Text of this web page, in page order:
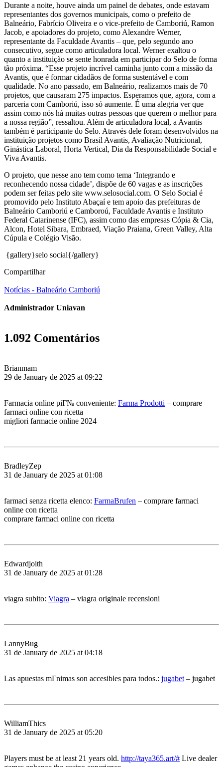
Durante a noite, houve ainda um painel de debates, onde estavam
representantes dos governos municipais, como o prefeito de
Balneário, Fabrício Oliveira e o vice-prefeito de Camboriú, Ramon
Jacob, e apoiadores do projeto, como Alexandre Werner,
representante da Faculdade Avantis – que, pelo segundo ano
consecutivo, segue como articuladora local. Werner exaltou o
quanto a instituição se sente honrada em participar do Selo de forma
tão próxima. “Esse projeto incrível caminha junto com a missão da
Avantis, que é formar cidadãos de forma sustentável e com
qualidade. No ano passado, em Balneário, realizamos mais de 70
projetos, que causaram 275 impactos. Esperamos que, agora, com a
parceria com Camboriú, isso só aumente. É uma alegria ver que
assim como nós há muitas outras pessoas que querem o melhor para
a nossa região”, ressaltou. Além de articuladora local, a Avantis
também é participante do Selo. Através dele foram desenvolvidos na
instituição projetos como Brasil Avantis, Avaliação Nutricional,
Ginástica Laboral, Horta Vertical, Dia da Responsabilidade Social e
Viva Avantis.
O projeto, que nesse ano tem como tema ‘Integrando e
reconhecendo nossa cidade’, dispõe de 60 vagas e as inscrições
podem ser feitas pelo site www.selosocial.com. O Selo Social é
promovido pelo Instituto Abaçaí e tem apoio das prefeituras de
Balneário Camboriú e Camboroú, Faculdade Avantis e Instituto
Federal Catarinense (IFC), assim como das empresas Cópia & Cia,
Alcon, Hotel Sibara, Embraed, Viação Praiana, Green Valley, Alta
Cúpula e Colégio Visão.
{gallery}selo social{/gallery}
Compartilhar
Notícias - Balneário Camboriú
Administrador Uniavan
1.092 Comentários
Brianmam
29 de January de 2025 at 09:22
Farmacia online piГ№ conveniente: Farma Prodotti – comprare
farmaci online con ricetta
migliori farmacie online 2024
BradleyZep
31 de January de 2025 at 01:08
farmaci senza ricetta elenco: FarmaBrufen – comprare farmaci
online con ricetta
comprare farmaci online con ricetta
Edwardjoith
31 de January de 2025 at 01:28
viagra subito: Viagra – viagra originale recensioni
LannyBug
31 de January de 2025 at 04:18
Las apuestas mГ­nimas son accesibles para todos.: jugabet – jugabet
WilliamThics
31 de January de 2025 at 05:20
Players must be at least 21 years old. http://taya365.art/# Live dealer